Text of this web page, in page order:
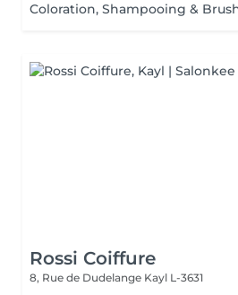
Coloration, Shampooing &
Rossi Coiffure
8, Rue de Dudelange Kayl L-3631